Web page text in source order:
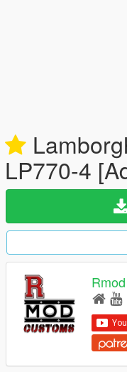
LP770-4